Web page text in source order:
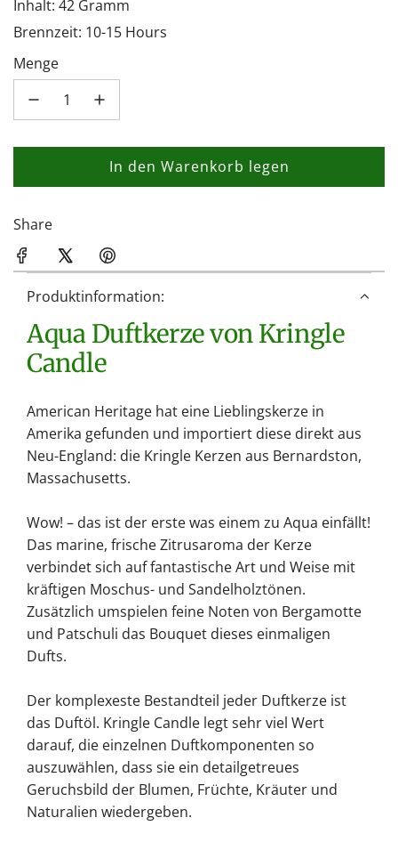
Inhalt: 42 Gramm
Brennzeit: 10-15 Hours
Menge
In den Warenkorb legen
L
.
Share
Produktinformation:
Aqua Duftkerze von Kringle
Candle
American Heritage hat eine Lieblingskerze in
Amerika gefunden und importiert diese direkt aus
Neu-England: die Kringle Kerzen aus Bernardston,
Massachusetts.
Wow! – das ist der erste was einem zu Aqua einfällt!
Das marine, frische Zitrusaroma der Kerze
verbindet sich auf fantastische Art und Weise mit
kräftigen Moschus- und Sandelholztönen.
Zusätzlich umspielen feine Noten von Bergamotte
und Patschuli das Bouquet dieses einmaligen
Dufts.
Der komplexeste Bestandteil jeder Duftkerze ist
das Duftöl. Kringle Candle legt sehr viel Wert
darauf, die einzelnen Duftkomponenten so
auszuwählen, dass sie ein detailgetreues
Geruchsbild der Blumen, Früchte, Kräuter und
Naturalien wiedergeben.